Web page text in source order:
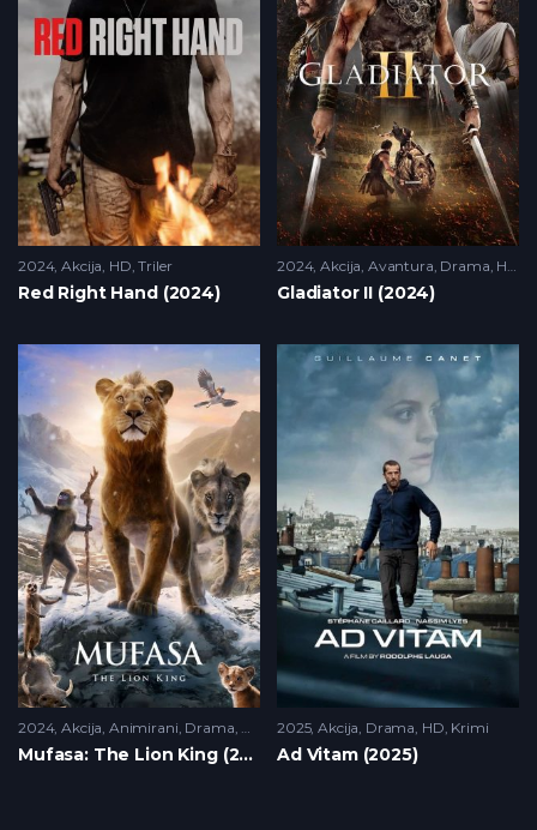
2024 Akcija HD ,Triler
Red Right Hand (2024)
2024 Akcija Avantura Drama HD
Gladiator II (2024)
2024 Akcija Animirani Drama
Mufasa: The Lion King (2024)
2025 Akcija Drama HD Krimi
Ad Vitam (2025)